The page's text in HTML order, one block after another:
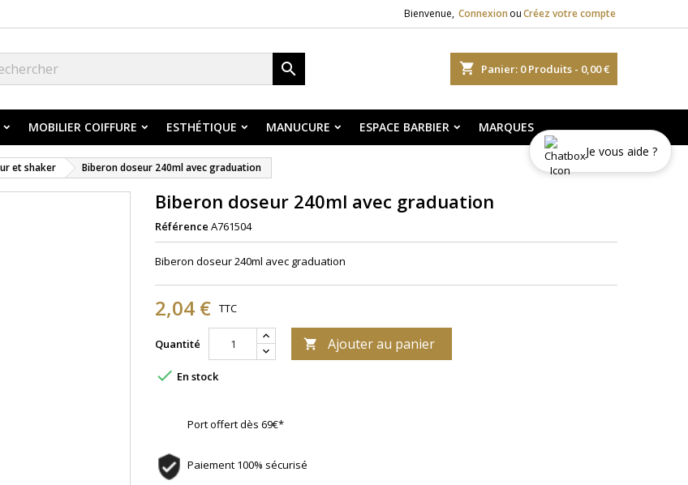
Bienvenue, Connexion ouCréez votre compte
shopping_cart Panier: 0Produits - 0,00 €

MOBILIER COIFFURE ESTHÉTIQUE MANUCURE ESPACE BARBIER MARQUES
et shaker Biberon doseur 240ml avec graduation
Biberon doseur 240ml avec graduation
Référence A761504
Biberon doseur 240ml avec graduation
2,04 € TTC
Quantité  Ajouter au panier
 En stock
Port offert dès 69€*
Paiement 100% sécurisé
Je vous aide ?